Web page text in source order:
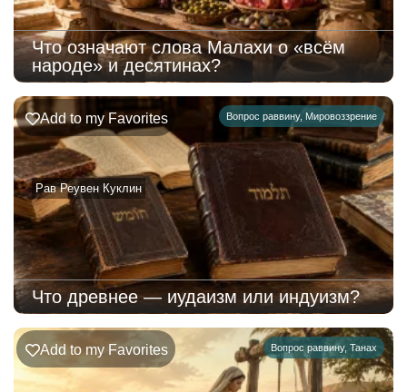
Что означают слова Малахи о «всём
народе» и десятинах?
Вопрос раввину, Мировоззрение
Рав Реувен Куклин
Add to my Favorites
Что древнее — иудаизм или индуизм?
Вопрос раввину, Танах
Add to my Favorites